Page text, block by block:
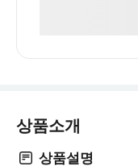
상품소개
상품설명